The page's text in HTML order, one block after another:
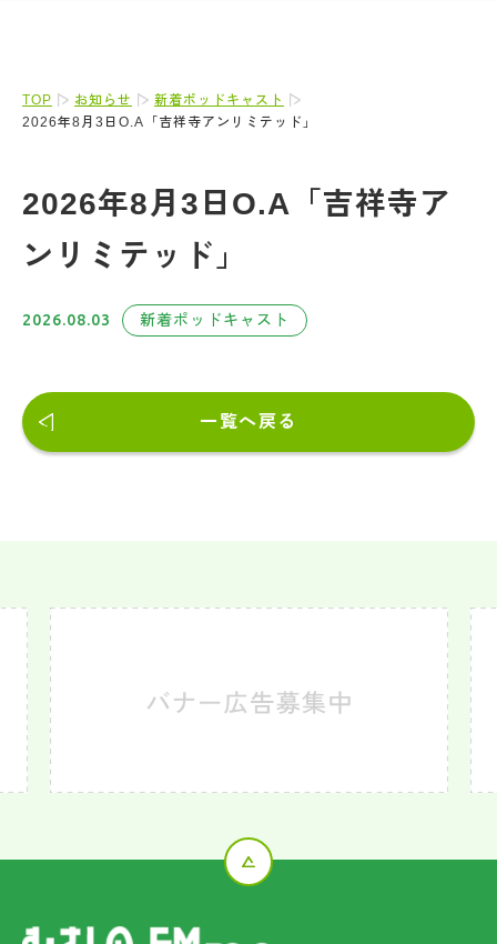
TOP お知らせ
新着ポッドキャスト
2026年8月3日O.A「吉祥寺アンリミテッド」
2026年8月3日O.A「吉祥寺ア
ンリミテッド」
2026.08.03 新着ポッドキャスト
一覧へ戻る